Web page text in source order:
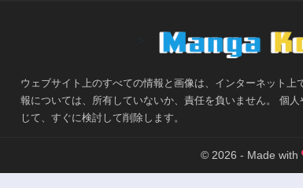
ウェブサイト上のすべての情報と画像は、インターネット
報については、所有していないか、責任を負いません。 個
じて、すぐに検討して削除します。
© 2026 - Made with